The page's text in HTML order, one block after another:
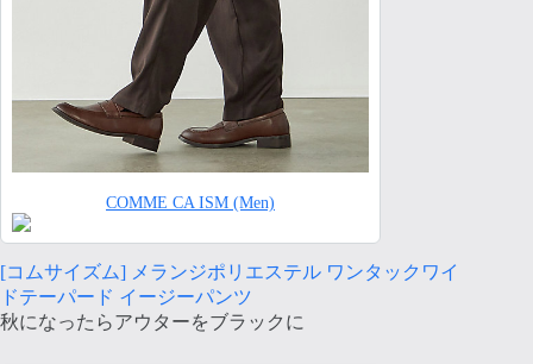
COMME CA ISM (Men)
[コムサイズム] メランジポリエステル ワンタックワイ
ドテーパード イージーパンツ
秋になったらアウターをブラックに